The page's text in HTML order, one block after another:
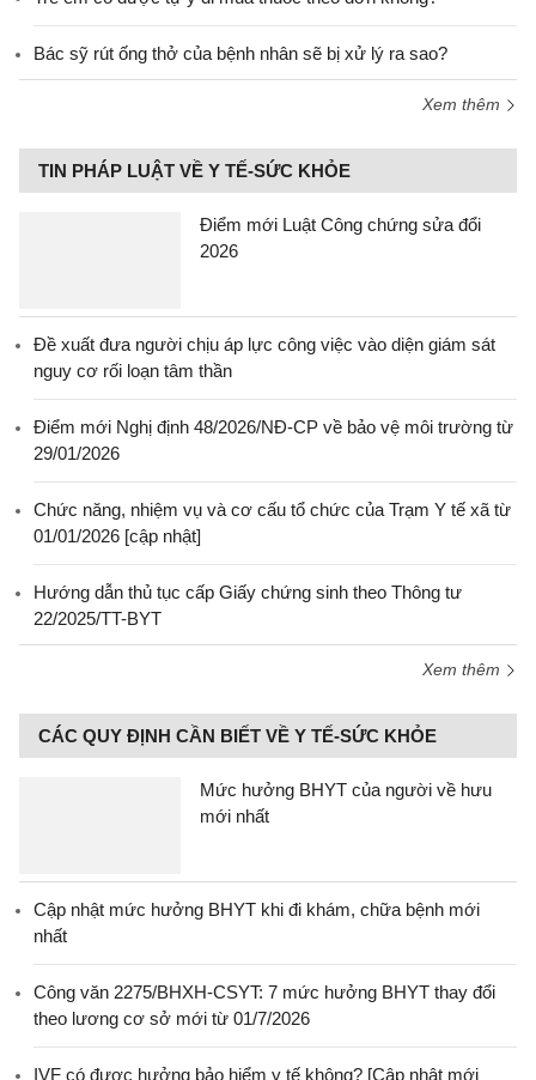
Bác sỹ rút ống thở của bệnh nhân sẽ bị xử lý ra sao?
Xem thêm
TIN PHÁP LUẬT VỀ Y TẾ-SỨC KHỎE
Điểm mới Luật Công chứng sửa đổi
2026
Đề xuất đưa người chịu áp lực công việc vào diện giám sát
nguy cơ rối loạn tâm thần
Điểm mới Nghị định 48/2026/NĐ-CP về bảo vệ môi trường từ
29/01/2026
Chức năng, nhiệm vụ và cơ cấu tổ chức của Trạm Y tế xã từ
01/01/2026 [cập nhật]
Hướng dẫn thủ tục cấp Giấy chứng sinh theo Thông tư
22/2025/TT-BYT
Xem thêm
CÁC QUY ĐỊNH CẦN BIẾT VỀ Y TẾ-SỨC KHỎE
Mức hưởng BHYT của người về hưu
mới nhất
Cập nhật mức hưởng BHYT khi đi khám, chữa bệnh mới
nhất
Công văn 2275/BHXH-CSYT: 7 mức hưởng BHYT thay đổi
theo lương cơ sở mới từ 01/7/2026
IVF có được hưởng bảo hiểm y tế không? [Cập nhật mới